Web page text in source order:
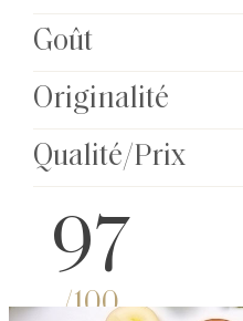
Goût
Originalité
Qualité/Prix
97
/100